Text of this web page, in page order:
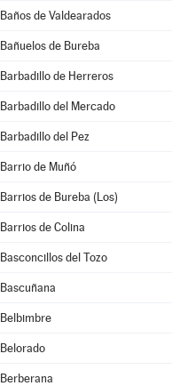
Baños de Valdearados
Bañuelos de Bureba
Barbadillo de Herreros
Barbadillo del Mercado
Barbadillo del Pez
Barrio de Muñó
Barrios de Bureba (Los)
Barrios de Colina
Basconcillos del Tozo
Bascuñana
Belbimbre
Belorado
Berberana